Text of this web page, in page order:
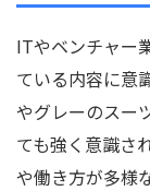
ITやベンチャー
ている内容に意
やグレーのスー
ても強く意識さ
や働き方が多様